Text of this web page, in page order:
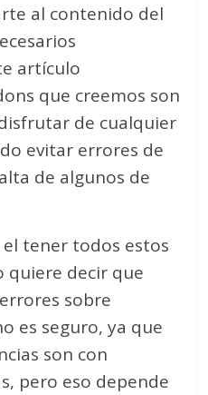
al contenido del
artículo
que creemos son
de cualquier
evitar errores de
de algunos de
tener todos estos
quiere decir que
sobre
es seguro, ya que
son con
pero eso depende